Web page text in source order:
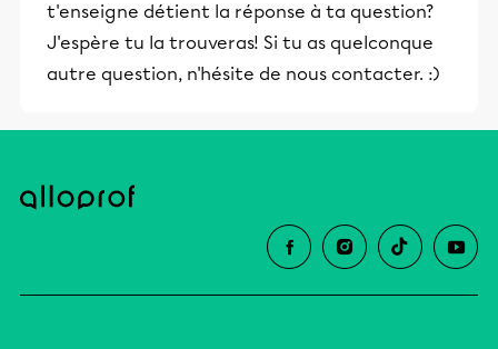
t'enseigne détient la réponse à ta question?
J'espère tu la trouveras! Si tu as quelconque
autre question, n'hésite de nous contacter. :)